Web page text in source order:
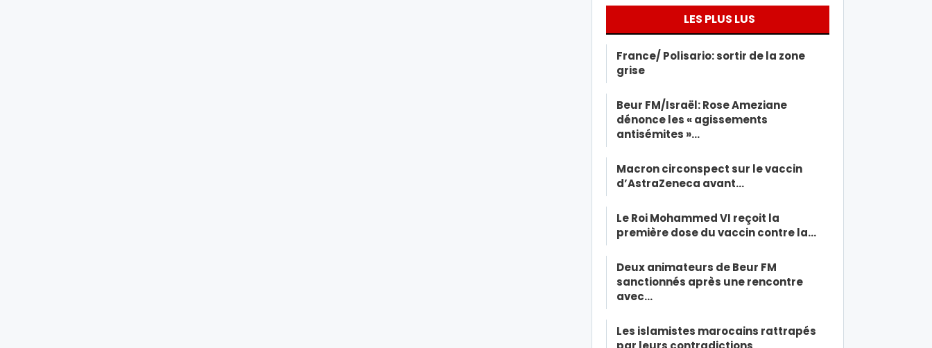
LES PLUS LUS
France/ Polisario: sortir de la zone
grise
Beur FM/Israël: Rose Ameziane
dénonce les « agissements
antisémites »…
Macron circonspect sur le vaccin
d’AstraZeneca avant…
Le Roi Mohammed VI reçoit la
première dose du vaccin contre la…
Deux animateurs de Beur FM
sanctionnés après une rencontre
avec…
Les islamistes marocains rattrapés